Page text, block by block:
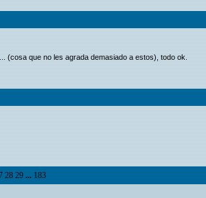
(cosa que no les agrada demasiado a estos), todo ok.
28 29 ... 183